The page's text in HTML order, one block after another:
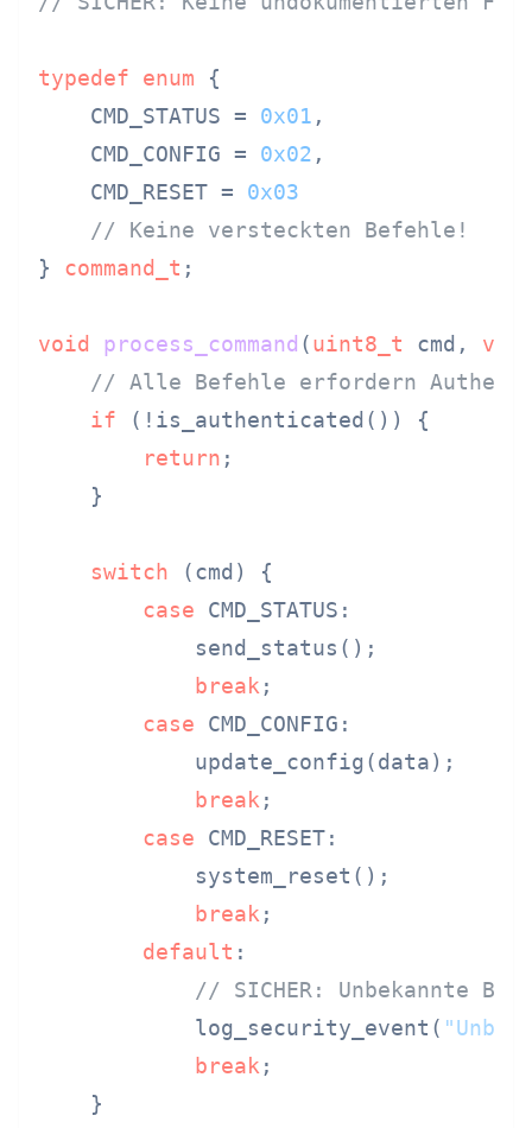
typedef enum {
    CMD_STATUS =
0x01 ,
    CMD_CONFIG =
0x02 ,
    CMD_RESET =
0x03
// Keine versteckten Befehle!
} command_t ;
void process_command (uint8_t cmd,
// Alle Befehle erfordern
if (!is_authenticated()) {
return ;
    }
switch (cmd) {
case CMD_STATUS:
            send_status();
break ;
case CMD_CONFIG:
            update_config(data);
break ;
case CMD_RESET:
            system_reset();
break ;
default :
// SICHER: Unbekannte
            log_security_event(
break ;
    }